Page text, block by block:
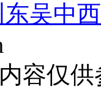
吴中
容仅